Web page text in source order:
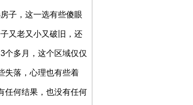
子，这一选有些傻眼
又老又小又破旧，还
个多月，这个区域仅仅
失落，心理也有些着
任何结果，也没有任何